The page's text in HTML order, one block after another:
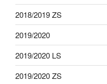
2018/2019 ZS
2019/2020
2019/2020 LS
2019/2020 ZS